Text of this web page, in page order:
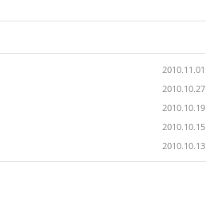
2010.11.01
2010.10.27
2010.10.19
2010.10.15
2010.10.13